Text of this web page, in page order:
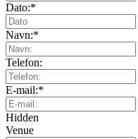
Dato:*
Navn:*
Telefon:
E-mail:*
Hidden
Venue